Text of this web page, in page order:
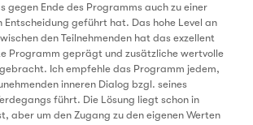
gegen Ende des Programms auch zu einer
Entscheidung geführt hat. Das hohe Level an
den Teilnehmenden hat das exzellent
Programm geprägt und zusätzliche wertvolle
Ich empfehle das Programm jedem,
inneren Dialog bzgl. seines
führt. Die Lösung liegt schon in
aber um den Zugang zu den eigenen Werten